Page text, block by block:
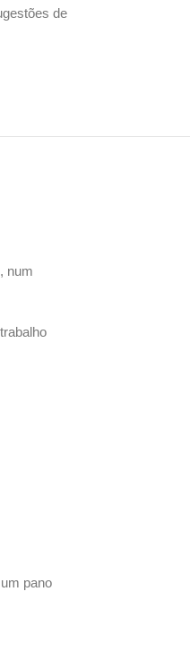
de
num
pano